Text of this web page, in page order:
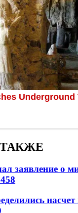
заявление о
насчет